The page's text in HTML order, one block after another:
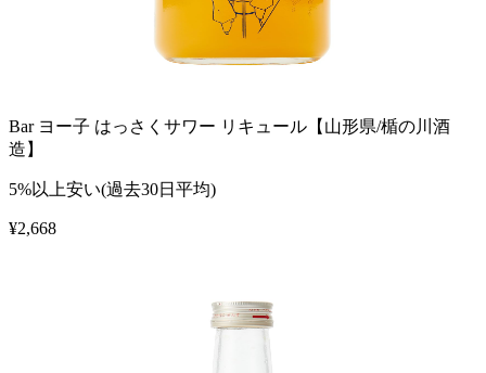
Bar ヨー子 はっさくサワー リキュール【山形県/楯の川酒
造】
5%以上安い(過去30日平均)
¥2,668